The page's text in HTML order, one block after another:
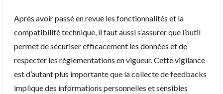
Après avoir passé en revue les fonctionnalités et la
compatibilité technique, il faut aussi s’assurer que l’outil
permet de sécuriser efficacement les données et de
respecter les réglementations en vigueur. Cette vigilance
est d’autant plus importante que la collecte de feedbacks
implique des informations personnelles et sensibles